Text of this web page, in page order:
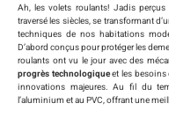
Ah, les volets roulants! Jadis
traversé les siècles, se transformant
techniques de nos habitations
D’abord conçus pour protéger les
roulants ont vu le jour avec des
progrès technologiqueet les besoins
innovations majeures. Au fil du
l’aluminium et au PVC, offrant une